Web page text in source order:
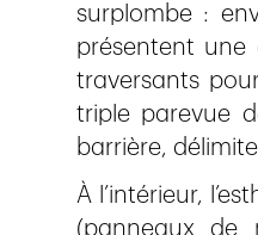
surplombe :
présentent
traversants
triple parevue
barrière,
À l’intérieur,
(panneaux de